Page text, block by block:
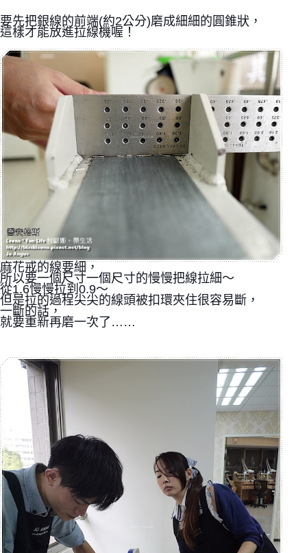
要先把銀線的前端(約2公分)磨成細細的圓錐狀，
這樣才能放進拉線機喔！
麻花戒的線要細，
所以要一個尺寸一個尺寸的慢慢把線拉細～
從1.6慢慢拉到0.9～
但是拉的過程尖尖的線頭被扣環夾住很容易斷，
一斷的話，
就要重新再磨一次了……